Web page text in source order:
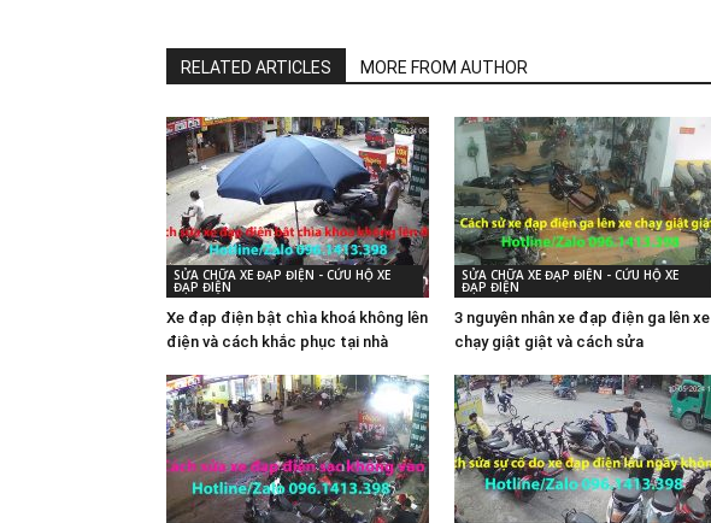
RELATED ARTICLES MORE FROM AUTHOR
SỬA CHỮA XE ĐẠP ĐIỆN - CỨU HỘ XE
ĐẠP ĐIỆN
Xe đạp điện bật chìa khoá không lên
điện và cách khắc phục tại nhà
SỬA CHỮA XE ĐẠP ĐIỆN - CỨU HỘ XE
ĐẠP ĐIỆN
3 nguyên nhân xe đạp điện ga lên xe
chạy giật giật và cách sửa